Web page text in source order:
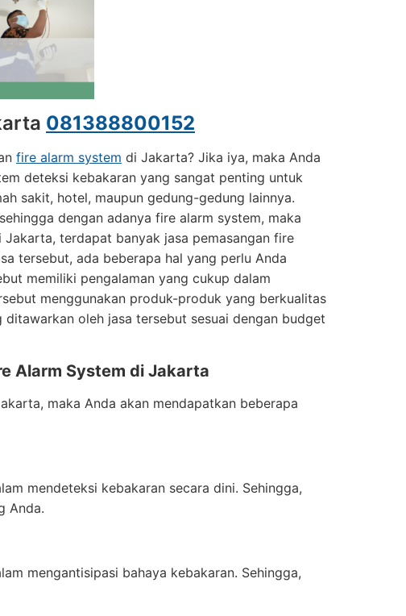
081388800152
fire alarm system di Jakarta? Jika iya, maka Anda
deteksi kebakaran yang sangat penting untuk
sakit, hotel, maupun gedung-gedung lainnya.
dengan adanya fire alarm system, maka
terdapat banyak jasa pemasangan fire
tersebut, ada beberapa hal yang perlu Anda
memiliki pengalaman yang cukup dalam
menggunakan produk-produk yang berkualitas
oleh jasa tersebut sesuai dengan budget
Alarm System di Jakarta
maka Anda akan mendapatkan beberapa
mendeteksi kebakaran secara dini. Sehingga,
Anda.
mengantisipasi bahaya kebakaran. Sehingga,